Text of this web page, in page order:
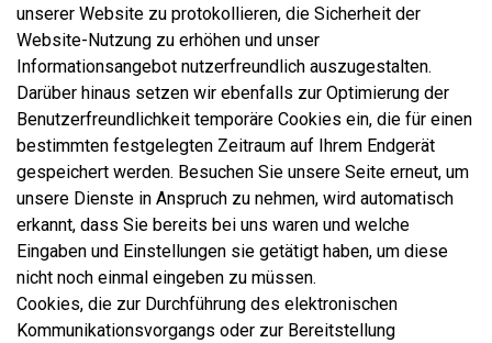
unserer Website zu protokollieren, die Sicherheit der
Website-Nutzung zu erhöhen und unser
Informationsangebot nutzerfreundlich auszugestalten.
Darüber hinaus setzen wir ebenfalls zur Optimierung der
Benutzerfreundlichkeit temporäre Cookies ein, die für einen
bestimmten festgelegten Zeitraum auf Ihrem Endgerät
gespeichert werden. Besuchen Sie unsere Seite erneut, um
unsere Dienste in Anspruch zu nehmen, wird automatisch
erkannt, dass Sie bereits bei uns waren und welche
Eingaben und Einstellungen sie getätigt haben, um diese
nicht noch einmal eingeben zu müssen.
Cookies, die zur Durchführung des elektronischen
Kommunikationsvorgangs oder zur Bereitstellung